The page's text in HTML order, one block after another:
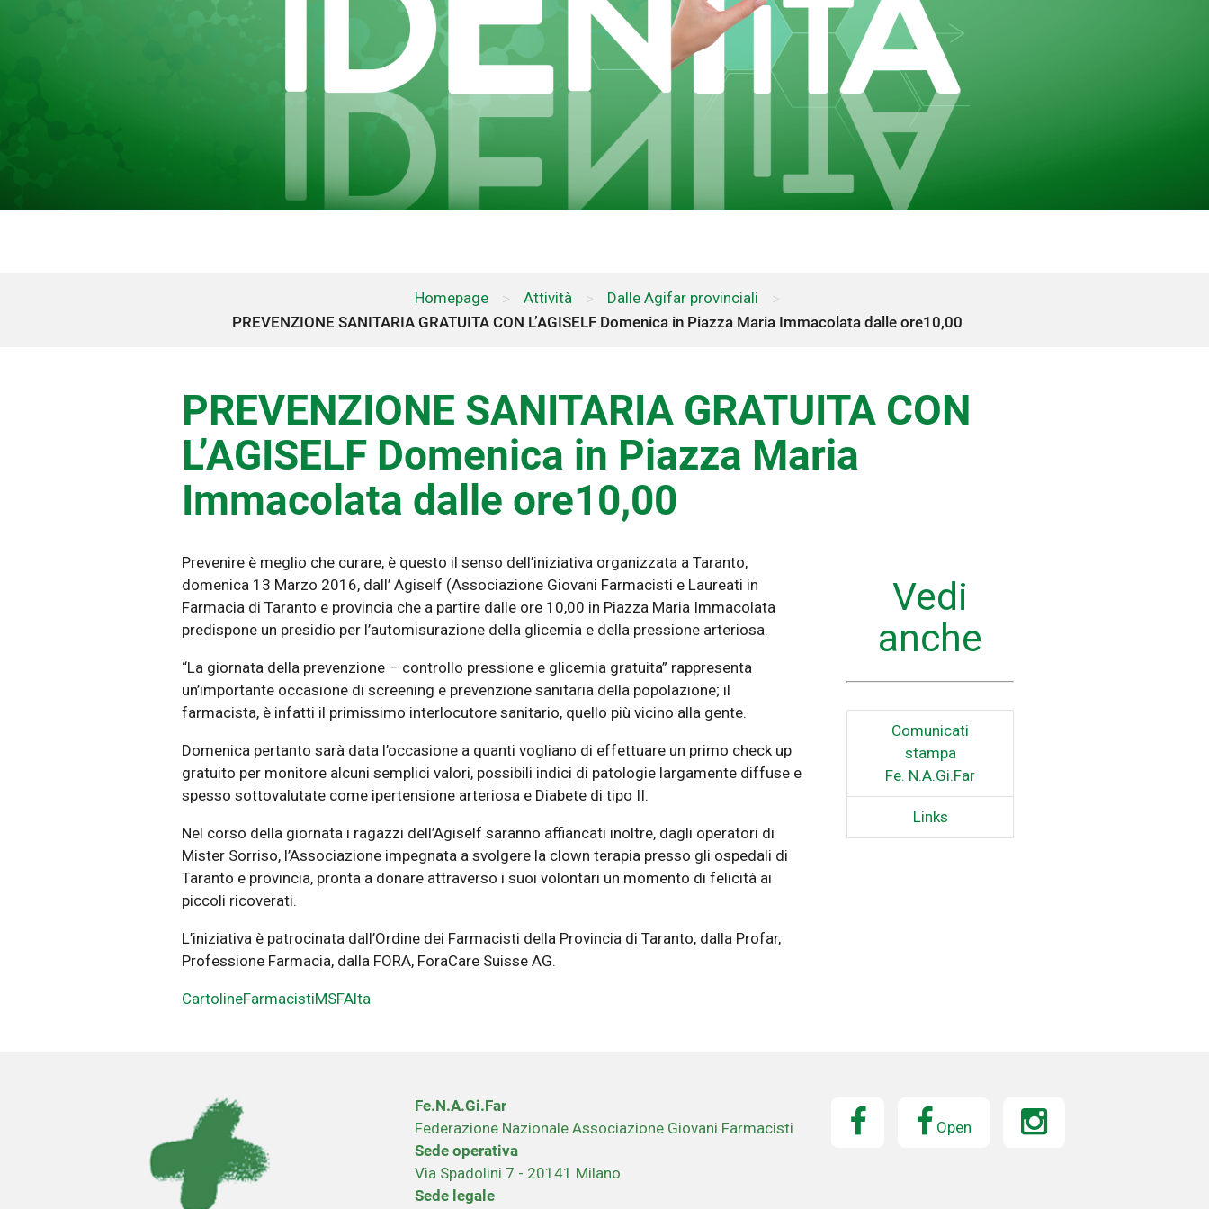
Homepage > Attività > Dalle Agifar provinciali >
PREVENZIONE SANITARIA GRATUITA CON L’AGISELF Domenica in Piazza Maria Immacolata dalle ore10,00
PREVENZIONE SANITARIA GRATUITA CON
L’AGISELF Domenica in Piazza Maria
Immacolata dalle ore10,00
Prevenire è meglio che curare, è questo il senso dell’iniziativa organizzata a Taranto,
domenica 13 Marzo 2016, dall’ Agiself (Associazione Giovani Farmacisti e Laureati in
Farmacia di Taranto e provincia che a partire dalle ore 10,00 in Piazza Maria Immacolata
predispone un presidio per l’automisurazione della glicemia e della pressione arteriosa.
“La giornata della prevenzione – controllo pressione e glicemia gratuita” rappresenta
un’importante occasione di screening e prevenzione sanitaria della popolazione; il
farmacista, è infatti il primissimo interlocutore sanitario, quello più vicino alla gente.
Domenica pertanto sarà data l’occasione a quanti vogliano di effettuare un primo check up
gratuito per monitore alcuni semplici valori, possibili indici di patologie largamente diffuse e
spesso sottovalutate come ipertensione arteriosa e Diabete di tipo II.
Nel corso della giornata i ragazzi dell’Agiself saranno affiancati inoltre, dagli operatori di
Mister Sorriso, l’Associazione impegnata a svolgere la clown terapia presso gli ospedali di
Taranto e provincia, pronta a donare attraverso i suoi volontari un momento di felicità ai
piccoli ricoverati.
L’iniziativa è patrocinata dall’Ordine dei Farmacisti della Provincia di Taranto, dalla Profar,
Professione Farmacia, dalla FORA, ForaCare Suisse AG.
CartolineFarmacistiMSFAlta
Vedi
anche
Comunicati
stampa
Fe. N.A.Gi.Far
Links
Fe.N.A.Gi.Far
Federazione Nazionale Associazione Giovani Farmacisti
Sede operativa
Via Spadolini 7 - 20141 Milano
Sede legale
Open